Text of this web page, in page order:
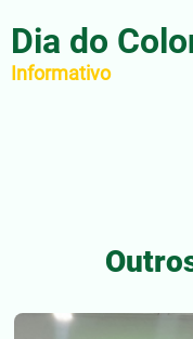
Dia do
Informativo